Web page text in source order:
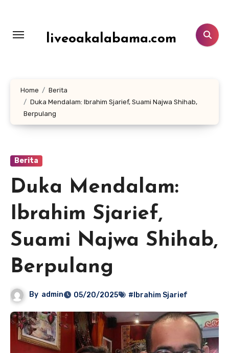
konten
liveoakalabama.com
Home
Berita
Duka Mendalam: Ibrahim Sjarief, Suami Najwa Shihab,
Berpulang
Berita
Duka Mendalam:
Ibrahim Sjarief,
Suami Najwa Shihab,
Berpulang
By admin 05/20/2025 #Ibrahim Sjarief